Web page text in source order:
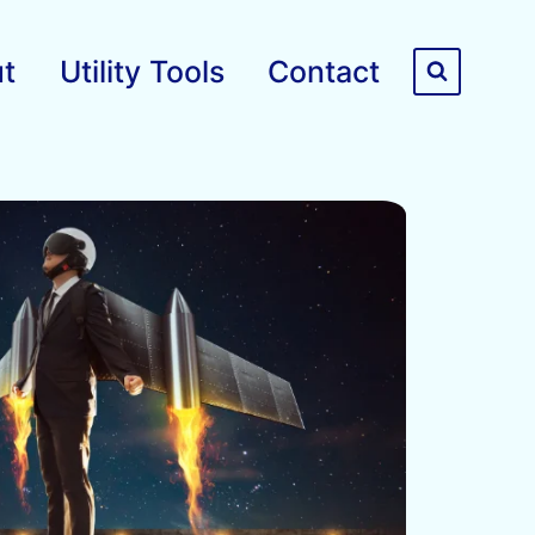
Utility Tools Contact